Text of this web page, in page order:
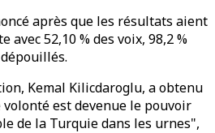
après que les résultats aient
52,10 % des voix, 98,2 %
Kemal Kilicdaroglu, a obtenu
volonté est devenue le pouvoir
de la Turquie dans les urnes",